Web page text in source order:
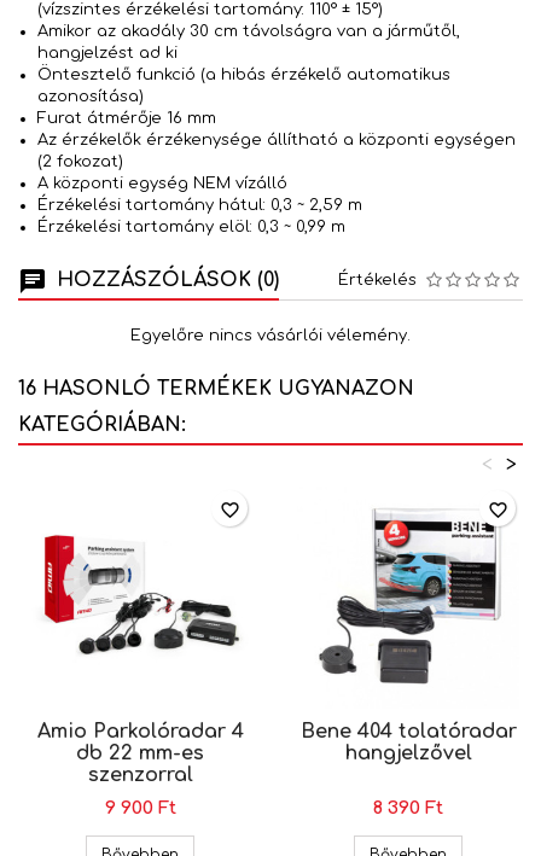
(vízszintes érzékelési tartomány: 110° ± 15°)
Amikor az akadály 30 cm távolságra van a járműtől,
hangjelzést ad ki
Öntesztelő funkció (a hibás érzékelő automatikus
azonosítása)
Furat átmérője 16 mm
Az érzékelők érzékenysége állítható a központi egységen
(2 fokozat)
A központi egység NEM vízálló
Érzékelési tartomány hátul: 0,3 ~ 2,59 m
Érzékelési tartomány elöl: 0,3 ~ 0,99 m
HOZZÁSZÓLÁSOK (0) Értékelés
Egyelőre nincs vásárlói vélemény.
16 HASONLÓ TERMÉKEK UGYANAZON
KATEGÓRIÁBAN:
>
<
Amio Parkolóradar 4
db 22 mm-es
szenzorral
9 900 Ft
favorite_border
Bene 404 tolatóradar
hangjelzővel
8 390 Ft
favorite_border